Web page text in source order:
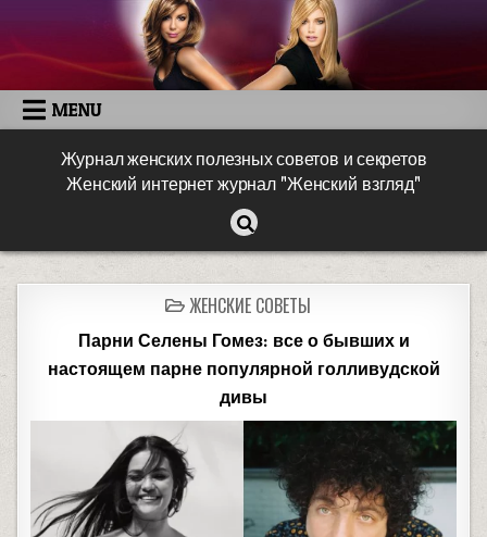
MENU
Журнал женских полезных советов и секретов
Женский интернет журнал "Женский взгляд"
ЖЕНСКИЕ СОВЕТЫ
Парни Селены Гомез: все о бывших и
настоящем парне популярной голливудской
дивы